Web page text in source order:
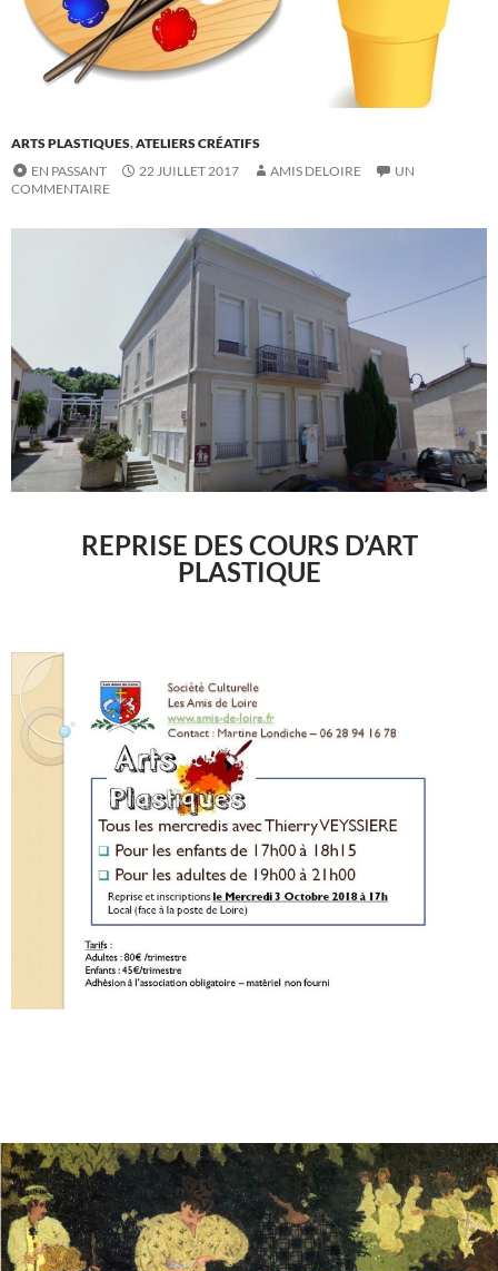
ARTS PLASTIQUES,ATELIERS CRÉATIFS
EN PASSANT
22 JUILLET 2017 AMIS DELOIRE
UN
COMMENTAIRE
REPRISE DES COURS D’ART
PLASTIQUE